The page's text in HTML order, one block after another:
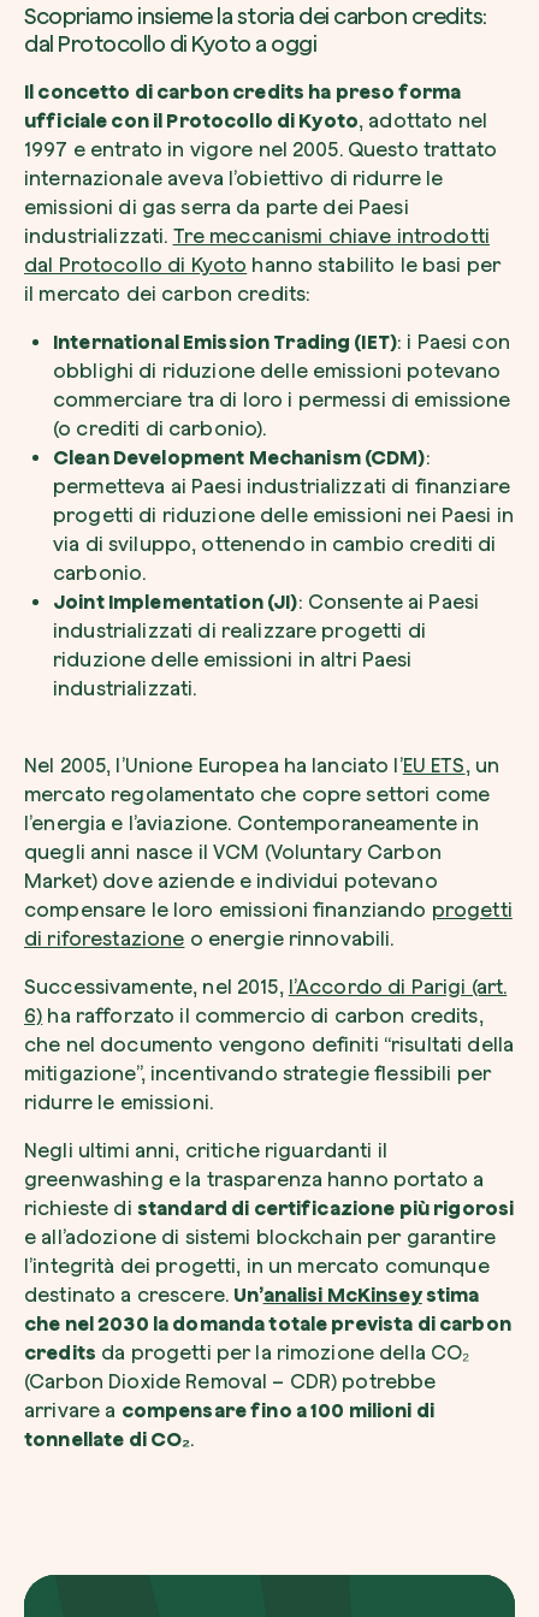
Scopriamo insieme la storia dei carbon credits:
dal Protocollo di Kyoto a oggi
Il concetto di carbon credits ha preso forma
ufficiale con il Protocollo di Kyoto, adottato nel
1997 e entrato in vigore nel 2005. Questo trattato
internazionale aveva l’obiettivo di ridurre le
emissioni di gas serra da parte dei Paesi
industrializzati. Tre meccanismi chiave introdotti
dal Protocollo di Kyoto hanno stabilito le basi per
il mercato dei carbon credits:
International Emission Trading (IET): i Paesi con
obblighi di riduzione delle emissioni potevano
commerciare tra di loro i permessi di emissione
(o crediti di carbonio).
Clean Development Mechanism (CDM):
permetteva ai Paesi industrializzati di finanziare
progetti di riduzione delle emissioni nei Paesi in
via di sviluppo, ottenendo in cambio crediti di
carbonio.
Joint Implementation (JI): Consente ai Paesi
industrializzati di realizzare progetti di
riduzione delle emissioni in altri Paesi
industrializzati.
Nel 2005, l’Unione Europea ha lanciato l’EU ETS, un
mercato regolamentato che copre settori come
l’energia e l’aviazione. Contemporaneamente in
quegli anni nasce il VCM (Voluntary Carbon
Market) dove aziende e individui potevano
compensare le loro emissioni finanziando progetti
di riforestazione o energie rinnovabili.
Successivamente, nel 2015, l’Accordo di Parigi (art.
6) ha rafforzato il commercio di carbon credits,
che nel documento vengono definiti “risultati della
mitigazione”, incentivando strategie flessibili per
ridurre le emissioni.
Negli ultimi anni, critiche riguardanti il
greenwashing e la trasparenza hanno portato a
richieste di standard di certificazione più rigorosi
e all’adozione di sistemi blockchain per garantire
l’integrità dei progetti, in un mercato comunque
destinato a crescere. Un’analisi McKinseystima
che nel 2030 la domanda totale prevista di carbon
credits da progetti per la rimozione della CO₂
(Carbon Dioxide Removal – CDR) potrebbe
arrivare a compensare fino a 100 milioni di
tonnellate di CO₂.